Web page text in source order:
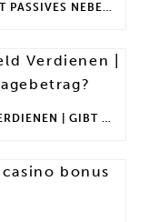
GELD VERDIENEN RICHTIG – WAS IST PASSIVES NEBENEINKOMMEN?
MIT KOSTENLOSEN EBOOKS GELD VERDIENEN | GIBT ES EINEN MAXIMALEN ANLAGEBETRAG?